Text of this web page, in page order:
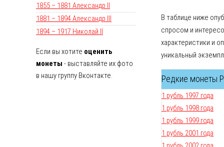
1855 – 1881 Александр II
1881 – 1894 Александр III
1894 – 1917 Николай II
Если вы хотите оценить
монеты - выставляйте их фото
в нашу группу Вконтакте.
В таблице ниже
спросом и
характеристики и
уникальный
Редкие монеты
1 рубль 1997 года
1 рубль 1998 года
1 рубль 1999 года
1 рубль 2001 года